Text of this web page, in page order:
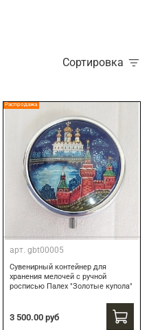
Сортировка
Распродажа
арт. gbt00005
Сувенирный контейнер для
хранения мелочей с ручной
росписью Палех "Золотые купола"
3 500.00 руб